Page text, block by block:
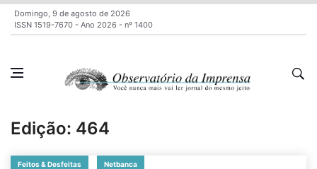
Domingo, 9 de agosto de 2026
ISSN 1519-7670 - Ano 2026 - nº 1400
Edição: 464
Feitos & Desfeitas Netbanca